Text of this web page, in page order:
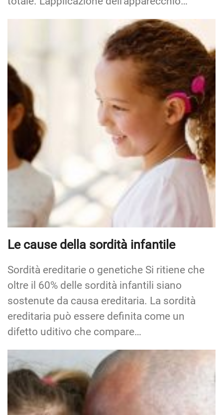
Le cause della sordità infantile
Sordità ereditarie o genetiche Si ritiene che
oltre il 60% delle sordità infantili siano
sostenute da causa ereditaria. La sordità
ereditaria può essere definita come un